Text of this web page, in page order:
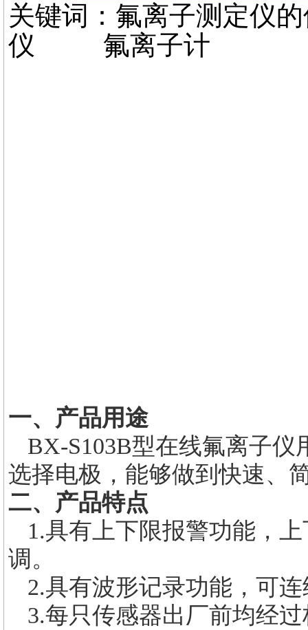
关键词：氟离子测
仪 氟离子计
一、产品用途
BX-S103B型在线氟离子仪
选择电极，能够做到快速、
二、产品特点
1.具有上下限报警功能，
调。
2.具有波形记录功能，可
3.每只传感器出厂前均经